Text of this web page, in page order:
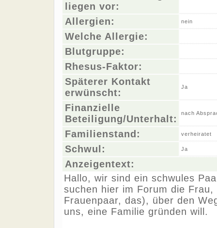
liegen vor:
Allergien:
nein
Welche Allergie:
Blutgruppe:
Rhesus-Faktor:
Späterer Kontakt
erwünscht:
Ja
Finanzielle
Beteiligung/Unterhalt:
nach
Familienstand: verheiratet
Schwul: Ja
Anzeigentext:
Hallo, wir sind ein schwules
suchen hier im Forum die
Frauenpaar, das), über den
uns, eine Familie gründen will.